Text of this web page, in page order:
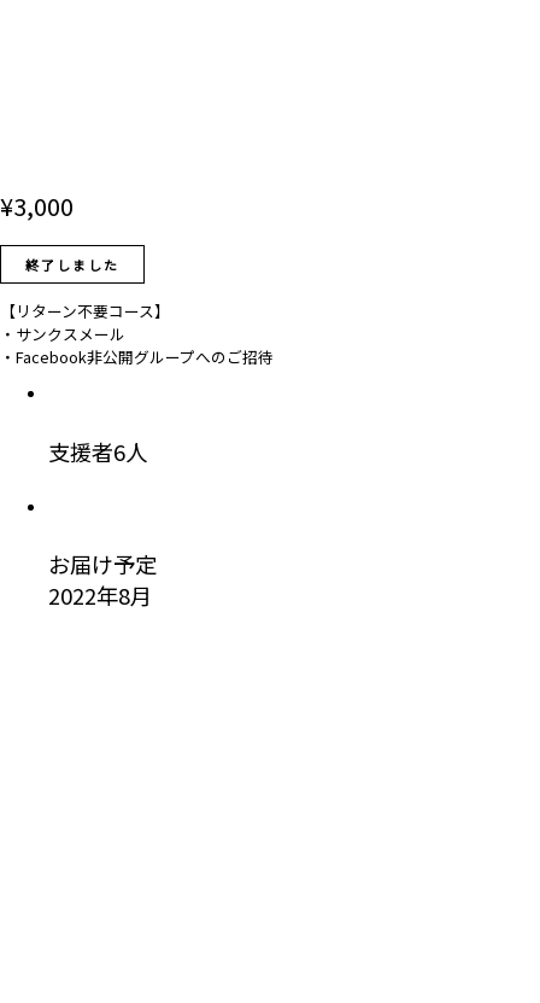
¥3,000
終了しました
【リターン不要コース】
・サンクスメール
・Facebook非公開グループへのご招待
支援者6人
お届け予定
2022年8月